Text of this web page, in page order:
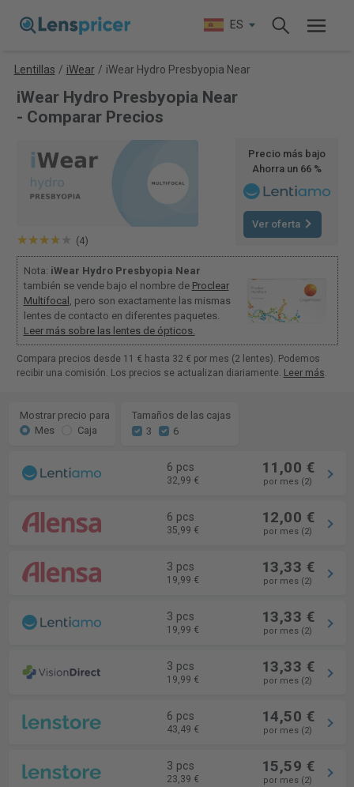
ES
Lentillas / iWear / iWear Hydro Presbyopia Near
iWear Hydro Presbyopia Near
- Comparar Precios
(4)
Precio más bajo
Ahorra un 66 %
Ver oferta
Nota: iWear Hydro Presbyopia Near
también se vende bajo el nombre de Proclear
Multifocal , pero son exactamente las mismas
lentes de contacto en diferentes paquetes.
Leer más sobre las lentes de ópticos.
Compara precios desde 11 € hasta 32 € por mes (2 lentes). Podemos
recibir una comisión. Los precios se actualizan diariamente. Leer más.
Mostrar precio para
Mes
Caja
Tamaños de las cajas
3
6
6 pcs
32,99 €
11,00 €
por mes (2)
6 pcs
35,99 €
12,00 €
por mes (2)
3 pcs
19,99 €
13,33 €
por mes (2)
3 pcs
19,99 €
13,33 €
por mes (2)
3 pcs
19,99 €
13,33 €
por mes (2)
6 pcs
43,49 €
14,50 €
por mes (2)
3 pcs
23,39 €
15,59 €
por mes (2)